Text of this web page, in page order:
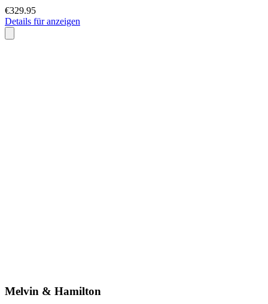
€329.95
Details für anzeigen
Melvin & Hamilton